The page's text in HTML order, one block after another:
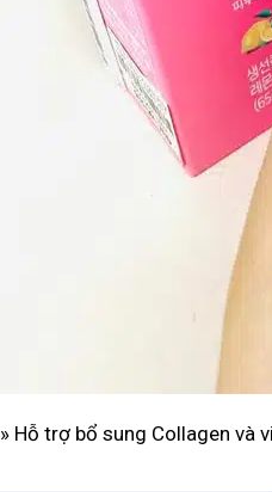
» Hỗ trợ bổ sung Collagen và